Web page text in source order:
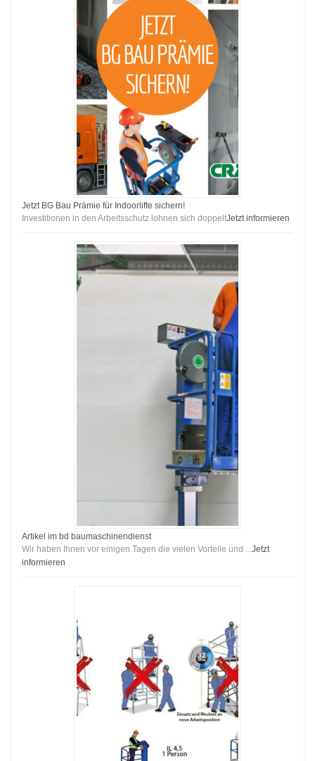
Jetzt BG Bau Prämie für Indoorlifte sichern!
Investitionen in den Arbeitsschutz lohnen sich doppeltJetzt informieren
Artikel im bd baumaschinendienst
Wir haben Ihnen vor einigen Tagen die vielen Vorteile und ...Jetzt
informieren